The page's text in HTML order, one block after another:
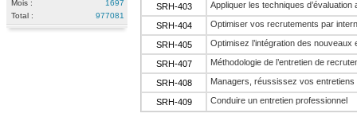
Mois :
1697
Total :
977081
SRH-403 Appliquer les techniques
SRH-404 Optimiser vos recrutements par
SRH-405 Optimisez l’intégration des nouveaux
SRH-407 Méthodologie de l’entretien de
SRH-408 Managers, réussissez vos entretiens
SRH-409 Conduire un entretien professionnel